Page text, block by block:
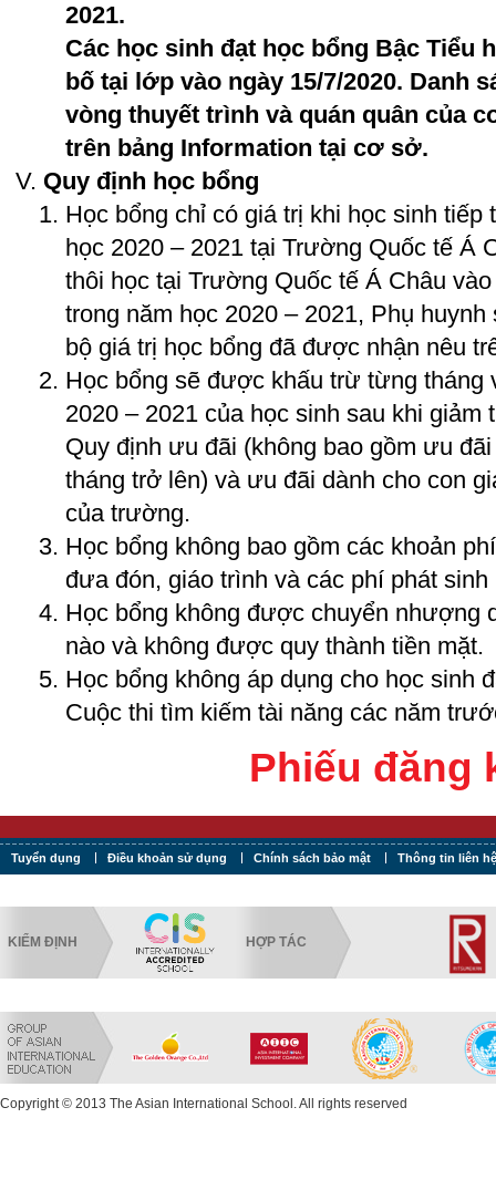
2021.
Các học sinh đạt học bổng Bậc Tiểu
bố tại lớp vào ngày 15/7/2020. Danh
vòng thuyết trình và quán quân của
trên bảng Information tại cơ sở.
Quy định học bổng
Học bổng chỉ có giá trị khi học sinh tiếp
học 2020 – 2021 tại Trường Quốc tế Á
thôi học tại Trường Quốc tế Á Châu
trong năm học 2020 – 2021, Phụ huynh
bộ giá trị học bổng đã được nhận nêu
Học bổng sẽ được khấu trừ từng tháng
2020 – 2021 của học sinh sau khi giảm
Quy định ưu đãi (không bao gồm ưu
tháng trở lên) và ưu đãi dành cho con
của trường.
Học bổng không bao gồm các khoản
đưa đón, giáo trình và các phí phát sinh
Học bổng không được chuyển nhượng
nào và không được quy thành tiền mặt.
Học bổng không áp dụng cho học sinh
Cuộc thi tìm kiếm tài năng các năm
Phiếu đăng
Tuyển dụng Điều khoản sử dụng Chính sách bảo mật Thông tin liên hệ
KIỂM ĐỊNH HỢP TÁC
Copyright © 2013 The Asian International School. All rights reserved